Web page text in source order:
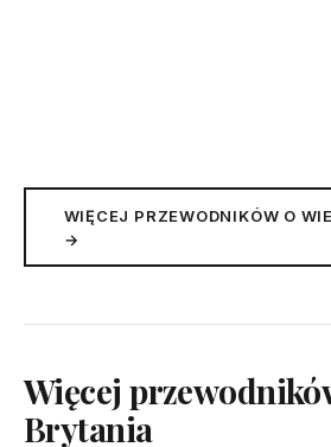
WIĘCEJ PRZEWODNIKÓW O
→
Więcej
Brytania